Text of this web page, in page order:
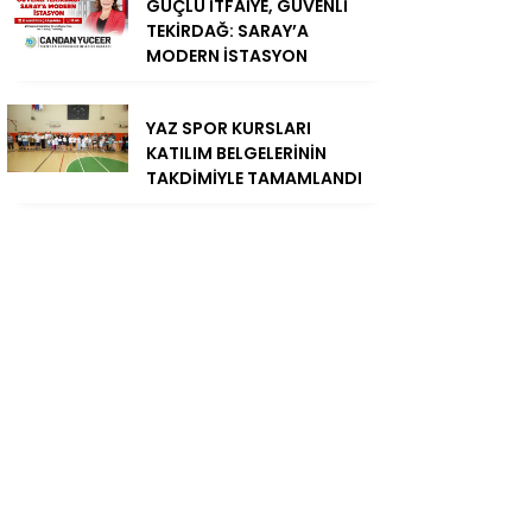
GÜÇLÜ İTFAİYE, GÜVENLİ
TEKİRDAĞ: SARAY’A
MODERN İSTASYON
YAZ SPOR KURSLARI
KATILIM BELGELERİNİN
TAKDİMİYLE TAMAMLANDI